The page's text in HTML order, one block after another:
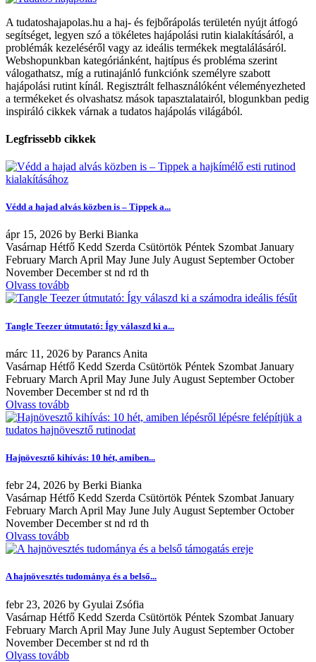
A tudatoshajapolas.hu a haj- és fejbőrápolás területén nyújt átfogó
segítséget, legyen szó a tökéletes hajápolási rutin kialakításáról, a
problémák kezeléséről vagy az ideális termékek megtalálásáról.
Webshopunkban kategóriánként, hajtípus és probléma szerint
válogathatsz, míg a rutinajánló funkciónk személyre szabott
hajápolási rutint kínál. Regisztrált felhasználóként véleményezheted
a termékeket és olvashatsz mások tapasztalatairól, blogunkban pedig
inspiráló cikkek várnak a tudatos hajápolás világából.
Legfrissebb cikkek
Védd a hajad alvás közben is – Tippek a...
ápr 15, 2026 by Berki Bianka
Vasárnap Hétfő Kedd Szerda Csütörtök Péntek Szombat January
February March April May June July August September October
November December st nd rd th
Olvass tovább
Tangle Teezer útmutató: Így válaszd ki a...
márc 11, 2026 by Parancs Anita
Vasárnap Hétfő Kedd Szerda Csütörtök Péntek Szombat January
February March April May June July August September October
November December st nd rd th
Olvass tovább
Hajnövesztő kihívás: 10 hét, amiben...
febr 24, 2026 by Berki Bianka
Vasárnap Hétfő Kedd Szerda Csütörtök Péntek Szombat January
February March April May June July August September October
November December st nd rd th
Olvass tovább
A hajnövesztés tudománya és a belső...
febr 23, 2026 by Gyulai Zsófia
Vasárnap Hétfő Kedd Szerda Csütörtök Péntek Szombat January
February March April May June July August September October
November December st nd rd th
Olvass tovább